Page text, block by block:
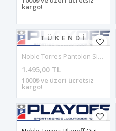
kargo!
TÜKENDI
Noble Torres Pantolon Siyah
1.495,00 TL
1000₺ ve üzeri ücretsiz
kargo!